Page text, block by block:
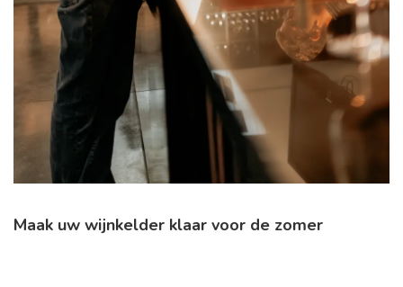
Maak uw wijnkelder klaar voor de zomer